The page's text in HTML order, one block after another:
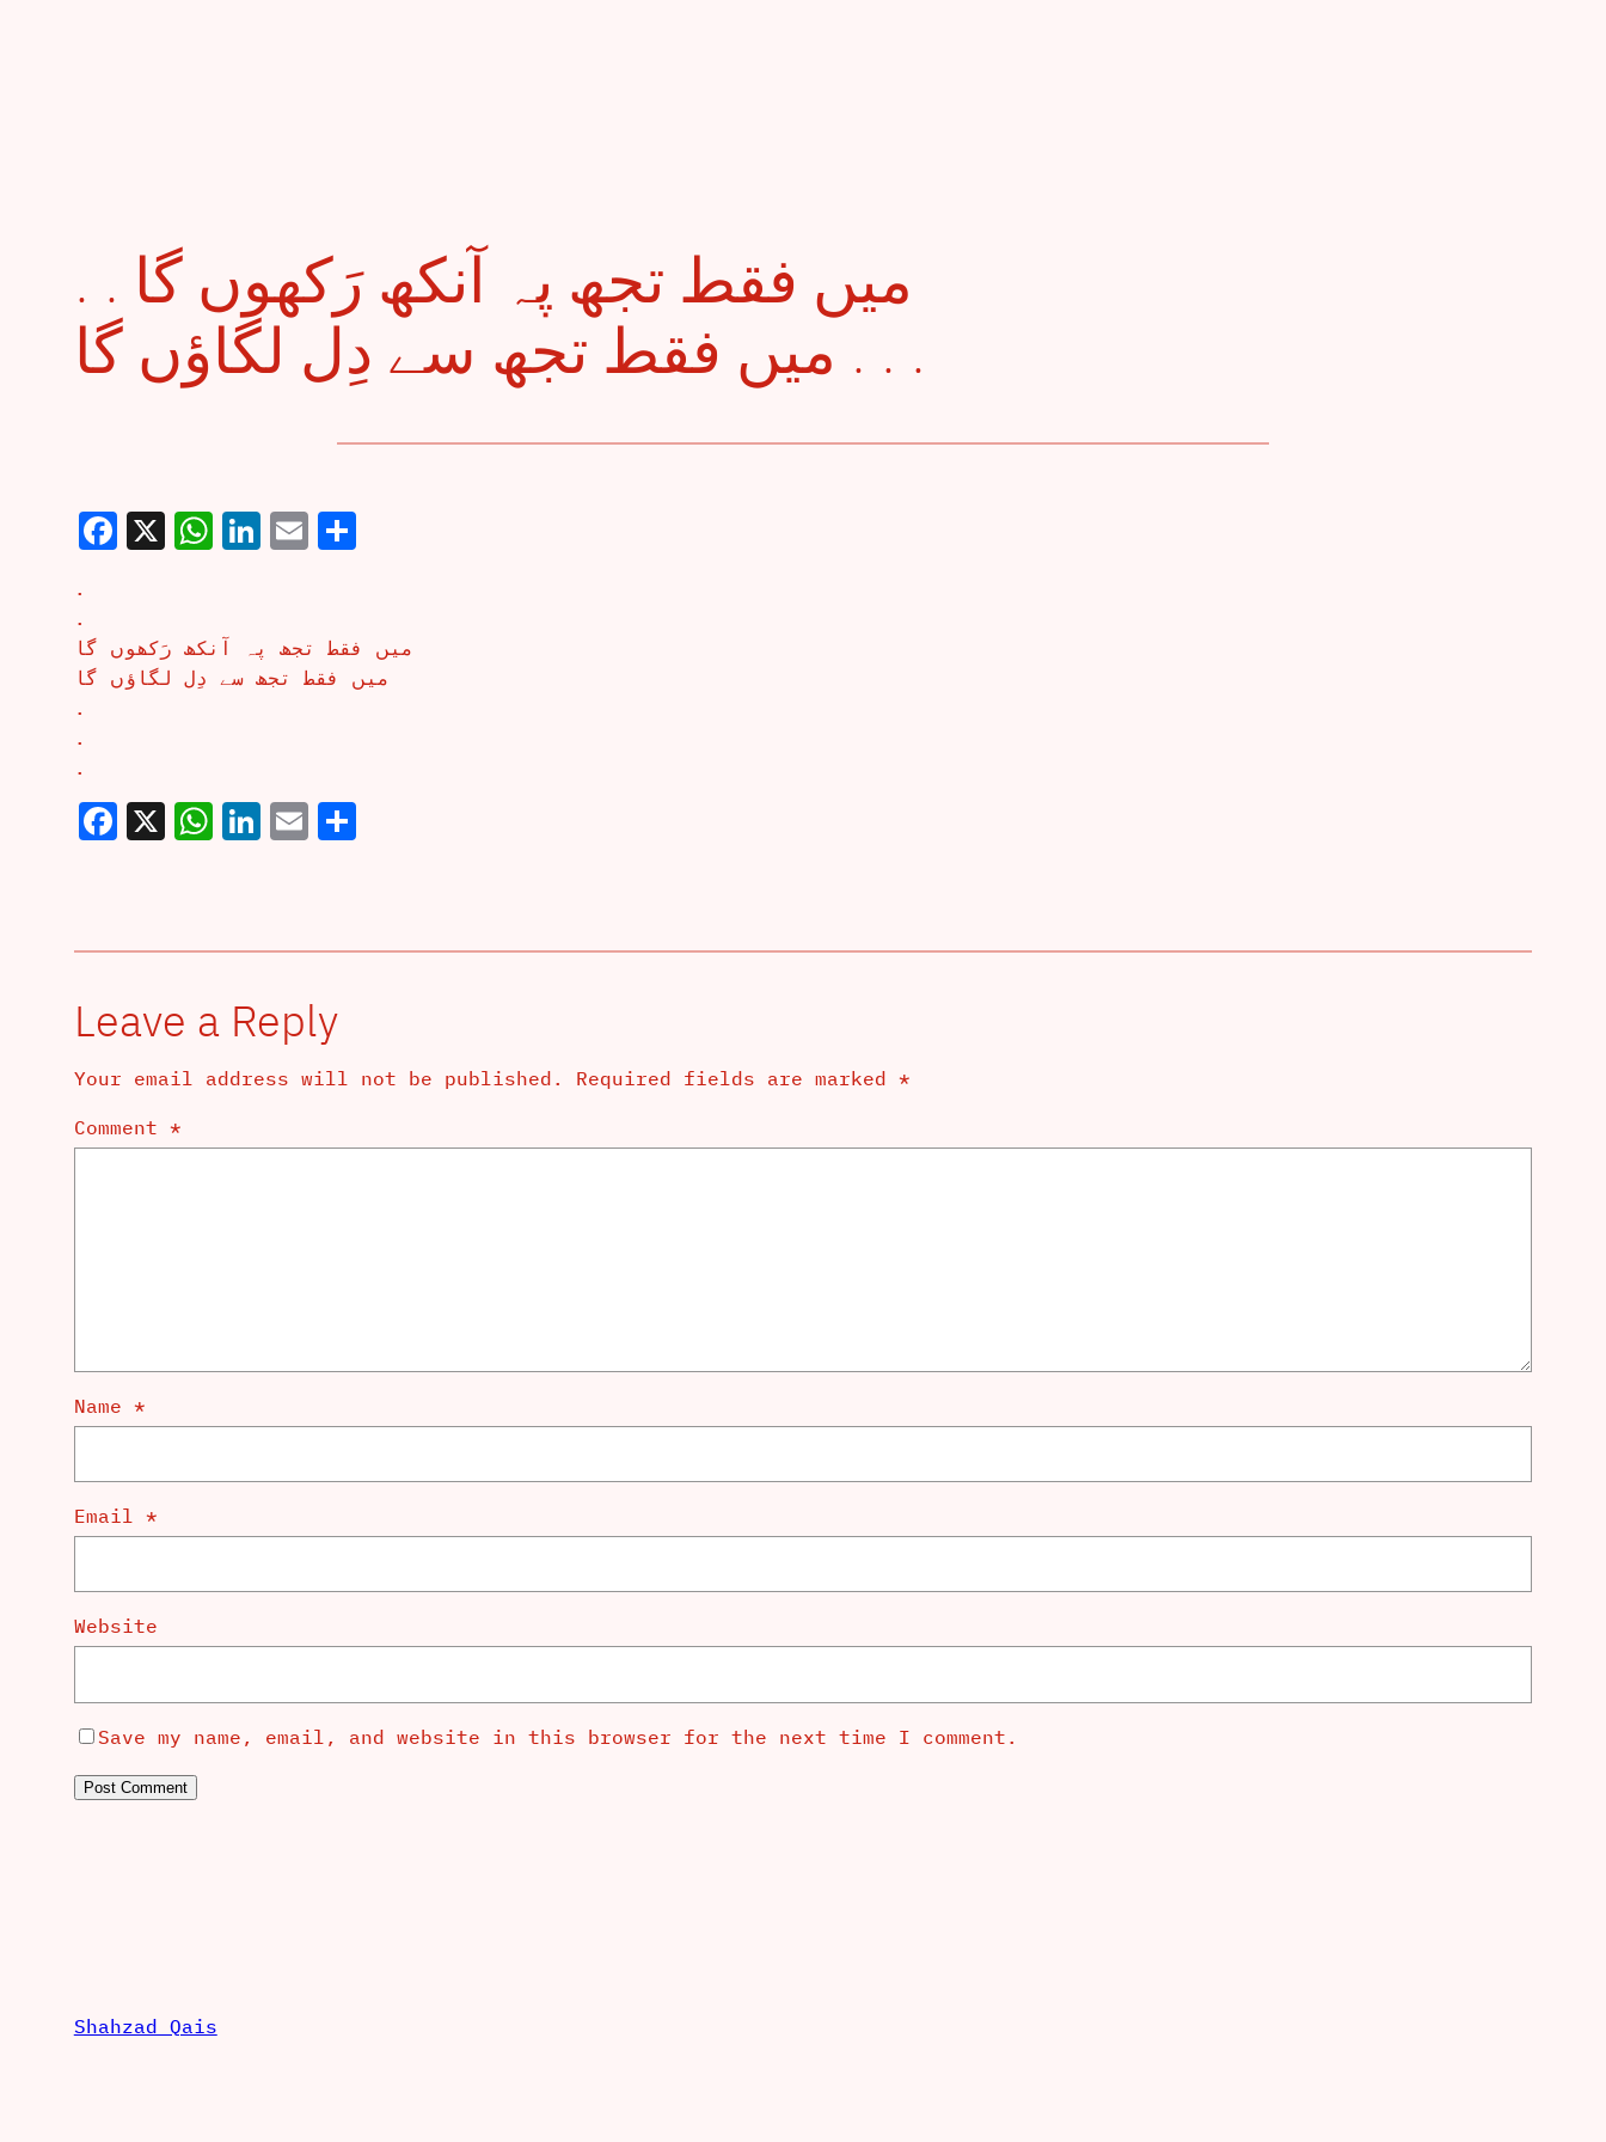
. . میں فقط تجھ پہ آنکھ رَکھوں گا
میں فقط تجھ سے دِل لگاؤں گا . . .
Facebook
X WhatsApp
LinkedIn
EmailShare
.
.
میں فقط تجھ پہ آنکھ رَکھوں گا
میں فقط تجھ سے دِل لگاؤں گا
.
.
.
Facebook
X WhatsApp
LinkedIn
EmailShare
Leave a Reply
Your email address will not be published. Required fields are marked *
Comment *
Name *
Email *
Website
Save my name, email, and website in this browser for the next time I comment.
Shahzad Qais